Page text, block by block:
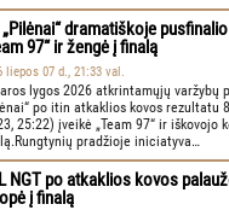
„Pilėnai“ dramatiškoje
97“ ir žengė į finalą
liepos 07 d., 21:33 val.
lygos 2026 atkrintamųjų varžybų
po itin atkaklios kovos rezultatu
25:22) įveikė „Team 97“ ir iškovojo
pradžioje iniciatyva…
NGT po atkaklios kovos
į finalą